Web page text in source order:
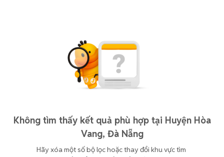
Không tìm thấy kết quả phù hợp tại Huyện Hòa
Vang, Đà Nẵng
Hãy xóa một số bộ lọc hoặc thay đổi khu vực tìm